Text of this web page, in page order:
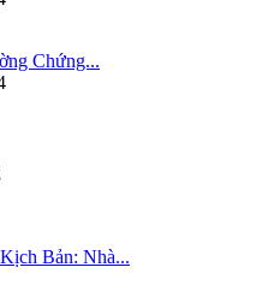
Chứng...
Bản: Nhà...